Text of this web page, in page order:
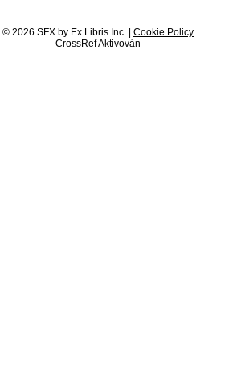
© 2026 SFX by Ex Libris Inc. | Cookie Policy
CrossRefAktivován